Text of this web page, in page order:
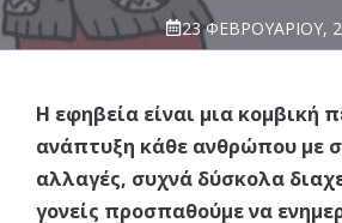
23 ΦΕΒΡΟΥΑΡΊΟΥ,
Η εφηβεία είναι μια κομβική
ανάπτυξη κάθε ανθρώπου με
αλλαγές, συχνά δύσκολα
γονείς προσπαθούμε να